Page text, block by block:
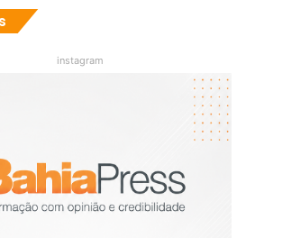
instagram